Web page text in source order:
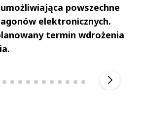
powszechne
elektronicznych.
termin wdrożenia
Sterniccy